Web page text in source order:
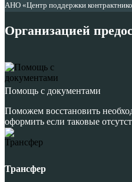
АНО «Центр поддержки
Организацией
Помощь с документами
Поможем восстановить
оформить если таковые
Трансфер